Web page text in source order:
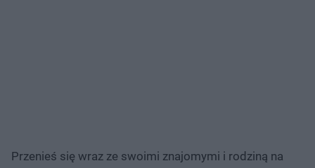
Przenieś się wraz ze swoimi znajomymi i rodziną na